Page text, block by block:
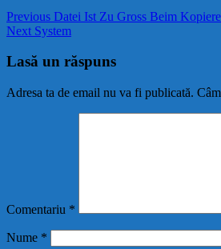
Navigare
în
articole
Previous Previous
post:
Datei Ist Zu Gross Beim
Next Next
System
Lasă un răspuns
Adresa ta de email nu va fi publicată.
Comentariu *
Nume *